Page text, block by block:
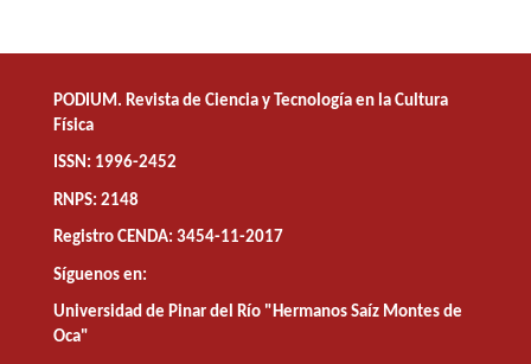
PODIUM. Revista de Ciencia y Tecnología en la Cultura
Física
ISSN: 1996-2452
RNPS: 2148
Registro CENDA: 3454-11-2017
Síguenos en:
Universidad de Pinar del Río "Hermanos Saíz Montes de
Oca"